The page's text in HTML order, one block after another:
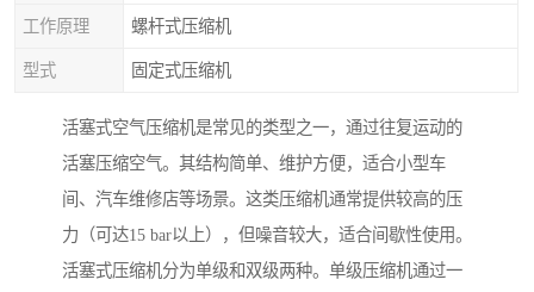
工作原理 螺杆式压缩机
型式 固定式压缩机
活塞式空气压缩机是常见的类型之一，通过往复运动的
活塞压缩空气。其结构简单、维护方便，适合小型车
间、汽车维修店等场景。这类压缩机通常提供较高的压
力（可达15 bar以上），但噪音较大，适合间歇性使用。
活塞式压缩机分为单级和双级两种。单级压缩机通过一